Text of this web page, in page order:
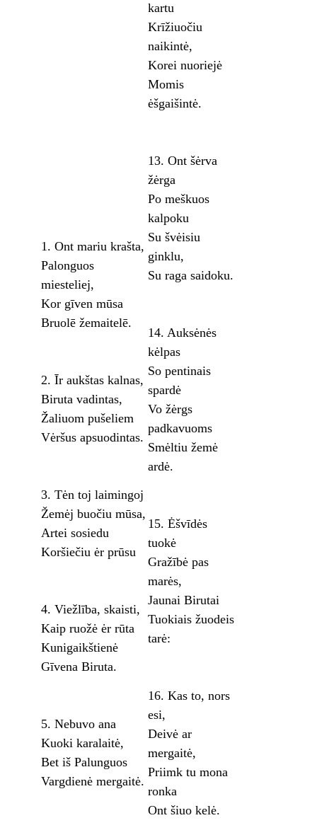
1. Ont mariu krašta,
Palonguos
miesteliej,
Kor gīven mūsa
Bruolē žemaitelē.
2. Īr aukštas kalnas,
Biruta vadintas,
Žaliuom pušeliem
Vėršus apsuodintas.
3. Tėn toj laimingoj
Žemėj buočiu mūsa,
Artei sosiedu
Koršiečiu ėr prūsu
4. Viežlība, skaisti,
Kaip ruožė ėr rūta
Kunigaikštienė
Gīvena Biruta.
5. Nebuvo ana
Kuoki karalaitė,
Bet iš Palunguos
Vargdienė mergaitė.
kartu
Krīžiuočiu
naikintė,
Korei nuoriejė
Momis
ėšgaišintė.
13. Ont šėrva
žėrga
Po meškuos
kalpoku
Su švėisiu
ginklu,
Su raga saidoku.
14. Auksėnės
kėlpas
So pentinais
spardė
Vo žėrgs
padkavuoms
Smėltiu žemė
ardė.
15. Ėšvīdės
tuokė
Gražībė pas
marės,
Jaunai Birutai
Tuokiais žuodeis
tarė:
16. Kas to, nors
esi,
Deivė ar
mergaitė,
Priimk tu mona
ronka
Ont šiuo kelė.